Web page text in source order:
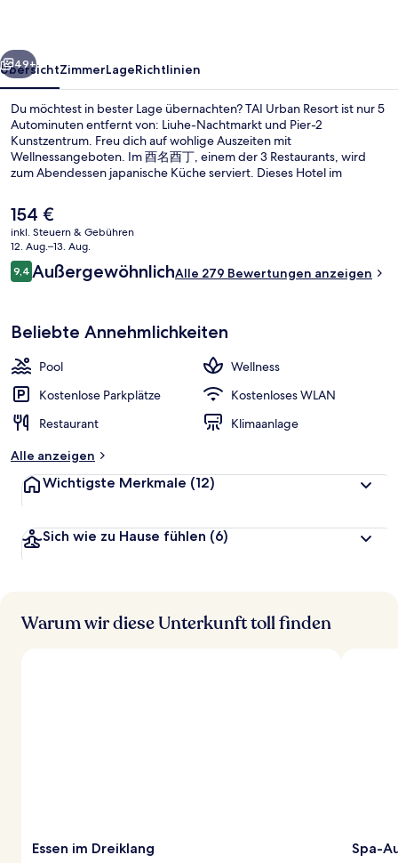
Weiter
49+
ÜbersichtZimmerLageRichtlinien
Du möchtest in bester Lage übernachten? TAI Urban Resort ist nur 5
Autominuten entfernt von: Liuhe-Nachtmarkt und Pier-2
Kunstzentrum. Freu dich auf wohlige Auszeiten mit
Wellnessangeboten. Im 酉名酉丁, einem der 3 Restaurants, wird
zum Abendessen japanische Küche serviert. Dieses Hotel im
öffentlichen Verkehrsmittel sind nur einen kurzen Fußmarsch
entfernt: Zur Station Sanduo Shopping District sind es 7 Minuten
und zur Station Shihjia 9 Minuten.
Der
aktuelle
Preis
beträgt
154 €.
154 €
inkl. Steuern & Gebühren
12. Aug.–13. Aug.
Bewertungen
9,49,4 von 10.
AußergewöhnlichAlle 279 Bewertungen anzeigen
Beliebte Annehmlichkeiten
Pool
Wellness
Kostenlose Parkplätze
Kostenloses WLAN
Restaurant
Klimaanlage
Alle anzeigen
Wichtigste Merkmale (12)
Sich wie zu Hause fühlen (6)
Warum wir diese Unterkunft toll finden
Essen im Dreiklang Spa-